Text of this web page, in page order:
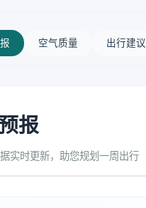
空气质量 出行建议
报
实时更新，助您规划一周出行